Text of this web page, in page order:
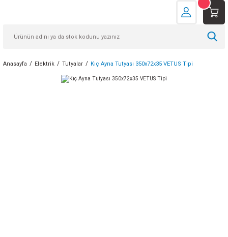
Anasayfa Elektrik Tutyalar Kıç Ayna Tutyası 350x72x35 VETUS Tipi